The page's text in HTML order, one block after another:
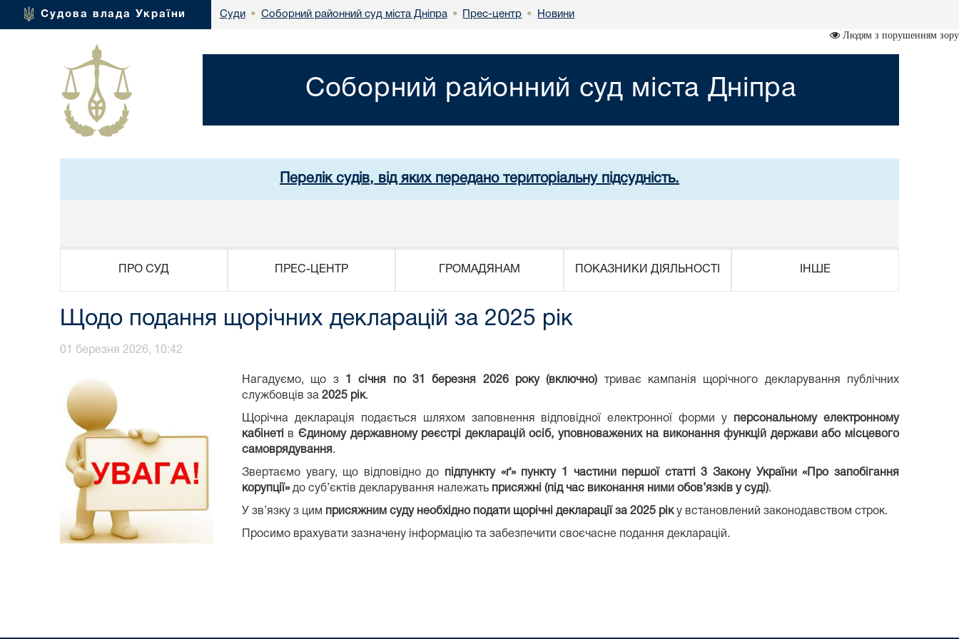
Судова влада України Суди • Соборний районний суд міста Дніпра • Прес-центр • Новини
Людям з порушенням зору
Соборний районний суд міста Дніпра
Перелік судів, від яких передано територіальну підсудність.
ПРО СУД ПРЕС-ЦЕНТР ГРОМАДЯНАМ ПОКАЗНИКИ ДІЯЛЬНОСТІ ІНШЕ
Щодо подання щорічних декларацій за 2025 рік
01 березня 2026, 10:42
Нагадуємо, що з 1 січня по 31 березня 2026 року (включно) триває кампанія щорічного декларування публічних
службовців за 2025 рік.
Щорічна декларація подається шляхом заповнення відповідної електронної форми у персональному електронному
кабінеті вЄдиному державному реєстрі декларацій осіб, уповноважених на виконання функцій держави або місцевого
самоврядування.
Звертаємо увагу, що відповідно до підпункту «ґ» пункту 1 частини першої статті 3 Закону України «Про запобігання
корупції»до суб’єктів декларування належать присяжні (під час виконання ними обов’язків у суді).
У зв’язку з цим присяжним суду необхідно подати щорічні декларації за 2025 ріку встановлений законодавством строк.
Просимо врахувати зазначену інформацію та забезпечити своєчасне подання декларацій.